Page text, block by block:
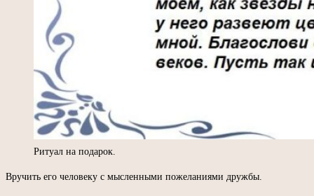
Ритуал на подарок.
Вручить его человеку с мысленными пожеланиями дружбы.